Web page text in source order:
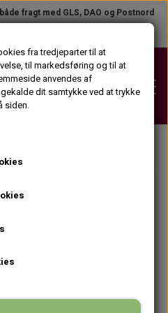
fragt med GLS, DAO og Postnord
(KROP)
(ANSIGT)
PÅ TILBUD
PRODUKTER
PRODUKTER
Tilbehør til vippe- og
fra tredjeparter til at
til markedsføring og til at
anvendes af
dit samtykke ved at trykke
siden.